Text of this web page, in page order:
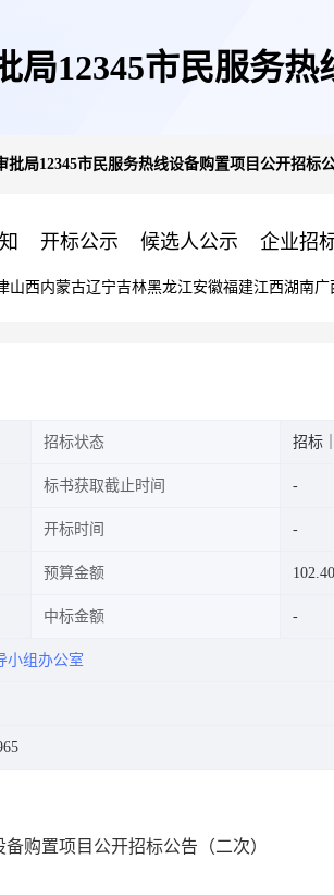
局12345市民服务
批局12345市民服务热线设备购置项目公开招标
开标公示 候选人公示 企业招
山西内蒙古辽宁吉林黑龙江安徽福建江西湖南广
招标状态 招标
标书获取截止时间
开标时间
预算金额
中标金额
小组办公室
购置项目公开招标公告（二次）